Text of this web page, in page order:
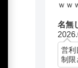
ｗｗ
名無
営利
制限